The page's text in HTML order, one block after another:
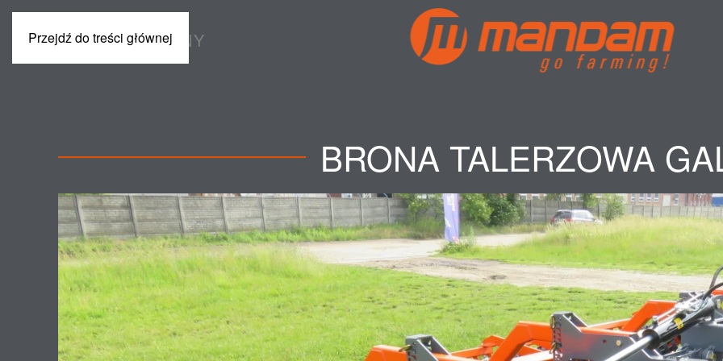
Przejdź do treści głównej
POLSKIMASZYNY
BRONA TALERZOWA